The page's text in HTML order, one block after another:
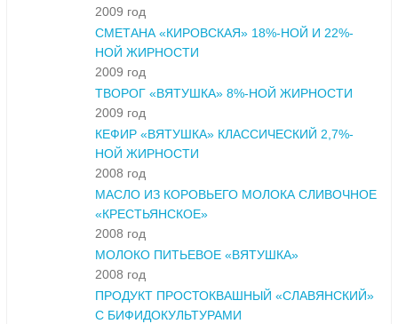
2009 год
СМЕТАНА «КИРОВСКАЯ» 18%-НОЙ И 22%-
НОЙ ЖИРНОСТИ
2009 год
ТВОРОГ «ВЯТУШКА» 8%-НОЙ ЖИРНОСТИ
2009 год
КЕФИР «ВЯТУШКА» КЛАССИЧЕСКИЙ 2,7%-
НОЙ ЖИРНОСТИ
2008 год
МАСЛО ИЗ КОРОВЬЕГО МОЛОКА СЛИВОЧНОЕ
«КРЕСТЬЯНСКОЕ»
2008 год
МОЛОКО ПИТЬЕВОЕ «ВЯТУШКА»
2008 год
ПРОДУКТ ПРОСТОКВАШНЫЙ «СЛАВЯНСКИЙ»
С БИФИДОКУЛЬТУРАМИ